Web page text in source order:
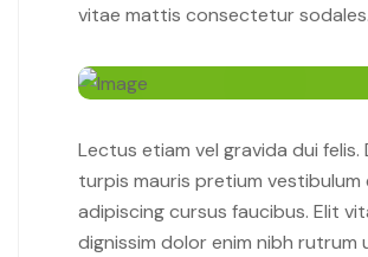
vitae mattis consectetur sodales.
Lectus etiam vel gravida dui felis.
turpis mauris pretium vestibulum
adipiscing cursus faucibus. Elit
dignissim dolor enim nibh rutrum